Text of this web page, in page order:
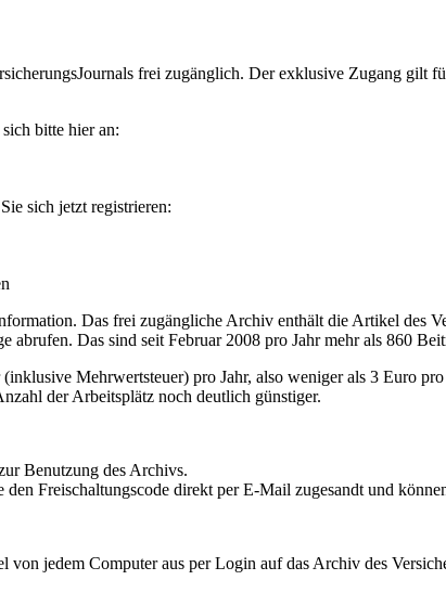
frei zugänglich. Der exklusive Zugang gilt
bitte hier an:
sich jetzt registrieren:
Das frei zugängliche Archiv enthält die Artikel des
abrufen. Das sind seit Februar 2008 pro Jahr mehr als 860
Mehrwertsteuer) pro Jahr, also weniger als 3 Euro
der Arbeitsplätz noch deutlich günstiger.
Benutzung des Archivs.
Freischaltungscode direkt per E-Mail zugesandt und
jedem Computer aus per Login auf das Archiv des